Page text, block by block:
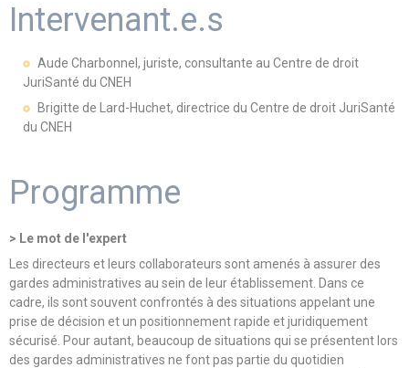
Intervenant.e.s
Aude Charbonnel, juriste, consultante au Centre de droit
JuriSanté du CNEH
Brigitte de Lard-Huchet, directrice du Centre de droit JuriSanté
du CNEH
Programme
> Le mot de l'expert
Les directeurs et leurs collaborateurs sont amenés à assurer des
gardes administratives au sein de leur établissement. Dans ce
cadre, ils sont souvent confrontés à des situations appelant une
prise de décision et un positionnement rapide et juridiquement
sécurisé. Pour autant, beaucoup de situations qui se présentent lors
des gardes administratives ne font pas partie du quotidien